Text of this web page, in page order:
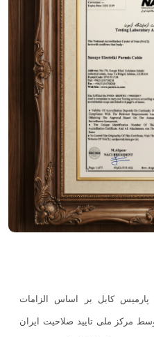
پارمیس کابل بر اساس الزامات
"17025 " در سال 1404 توسط مرکز ملی تایید صلاحیت ایران